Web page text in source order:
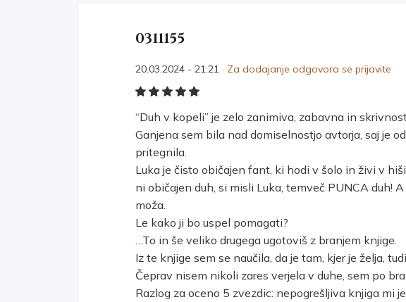
0311155
20.03.2024 - 21:21 · Za dodajanje odgovora se prijavite
“Duh v kopeli” je zelo zanimiva, zabavna in
Ganjena sem bila nad domiselnostjo avtorja, saj je
pritegnila.
Luka je čisto običajen fant, ki hodi v šolo in živi v
ni običajen duh, si misli Luka, temveč PUNCA duh!
moža.
Le kako ji bo uspel pomagati?
…To in še veliko drugega ugotoviš z branjem knjige.
Iz te knjige sem se naučila, da je tam, kjer je želja,
Čeprav nisem nikoli zares verjela v duhe, sem po
Razlog za oceno 5 zvezdic: nepogrešljiva knjiga mi